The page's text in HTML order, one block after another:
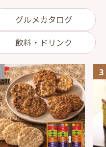
グルメカタログ
飲料・ドリンク